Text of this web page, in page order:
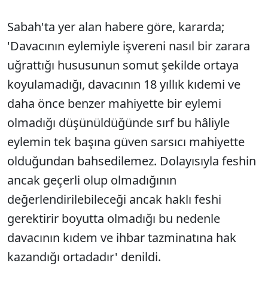
Sabah'ta yer alan habere göre, kararda;
'Davacının eylemiyle işvereni nasıl bir zarara
uğrattığı hususunun somut şekilde ortaya
koyulamadığı, davacının 18 yıllık kıdemi ve
daha önce benzer mahiyette bir eylemi
olmadığı düşünüldüğünde sırf bu hâliyle
eylemin tek başına güven sarsıcı mahiyette
olduğundan bahsedilemez. Dolayısıyla feshin
ancak geçerli olup olmadığının
değerlendirilebileceği ancak haklı feshi
gerektirir boyutta olmadığı bu nedenle
davacının kıdem ve ihbar tazminatına hak
kazandığı ortadadır' denildi.